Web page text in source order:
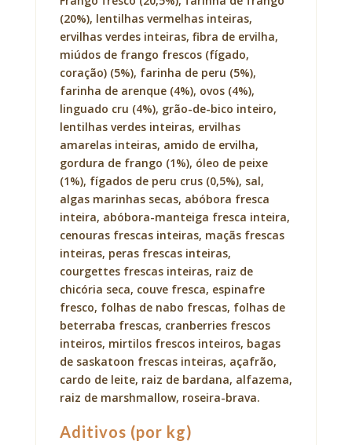
(20%), lentilhas vermelhas inteiras,
ervilhas verdes inteiras, fibra de ervilha,
miúdos de frango frescos (fígado,
coração) (5%), farinha de peru (5%),
farinha de arenque (4%), ovos (4%),
linguado cru (4%), grão-de-bico inteiro,
lentilhas verdes inteiras, ervilhas
amarelas inteiras, amido de ervilha,
gordura de frango (1%), óleo de peixe
(1%), fígados de peru crus (0,5%), sal,
algas marinhas secas, abóbora fresca
inteira, abóbora-manteiga fresca inteira,
cenouras frescas inteiras, maçãs frescas
inteiras, peras frescas inteiras,
courgettes frescas inteiras, raiz de
chicória seca, couve fresca, espinafre
fresco, folhas de nabo frescas, folhas de
beterraba frescas, cranberries frescos
inteiros, mirtilos frescos inteiros, bagas
de saskatoon frescas inteiras, açafrão,
cardo de leite, raiz de bardana, alfazema,
raiz de marshmallow, roseira-brava.
Aditivos (por kg)